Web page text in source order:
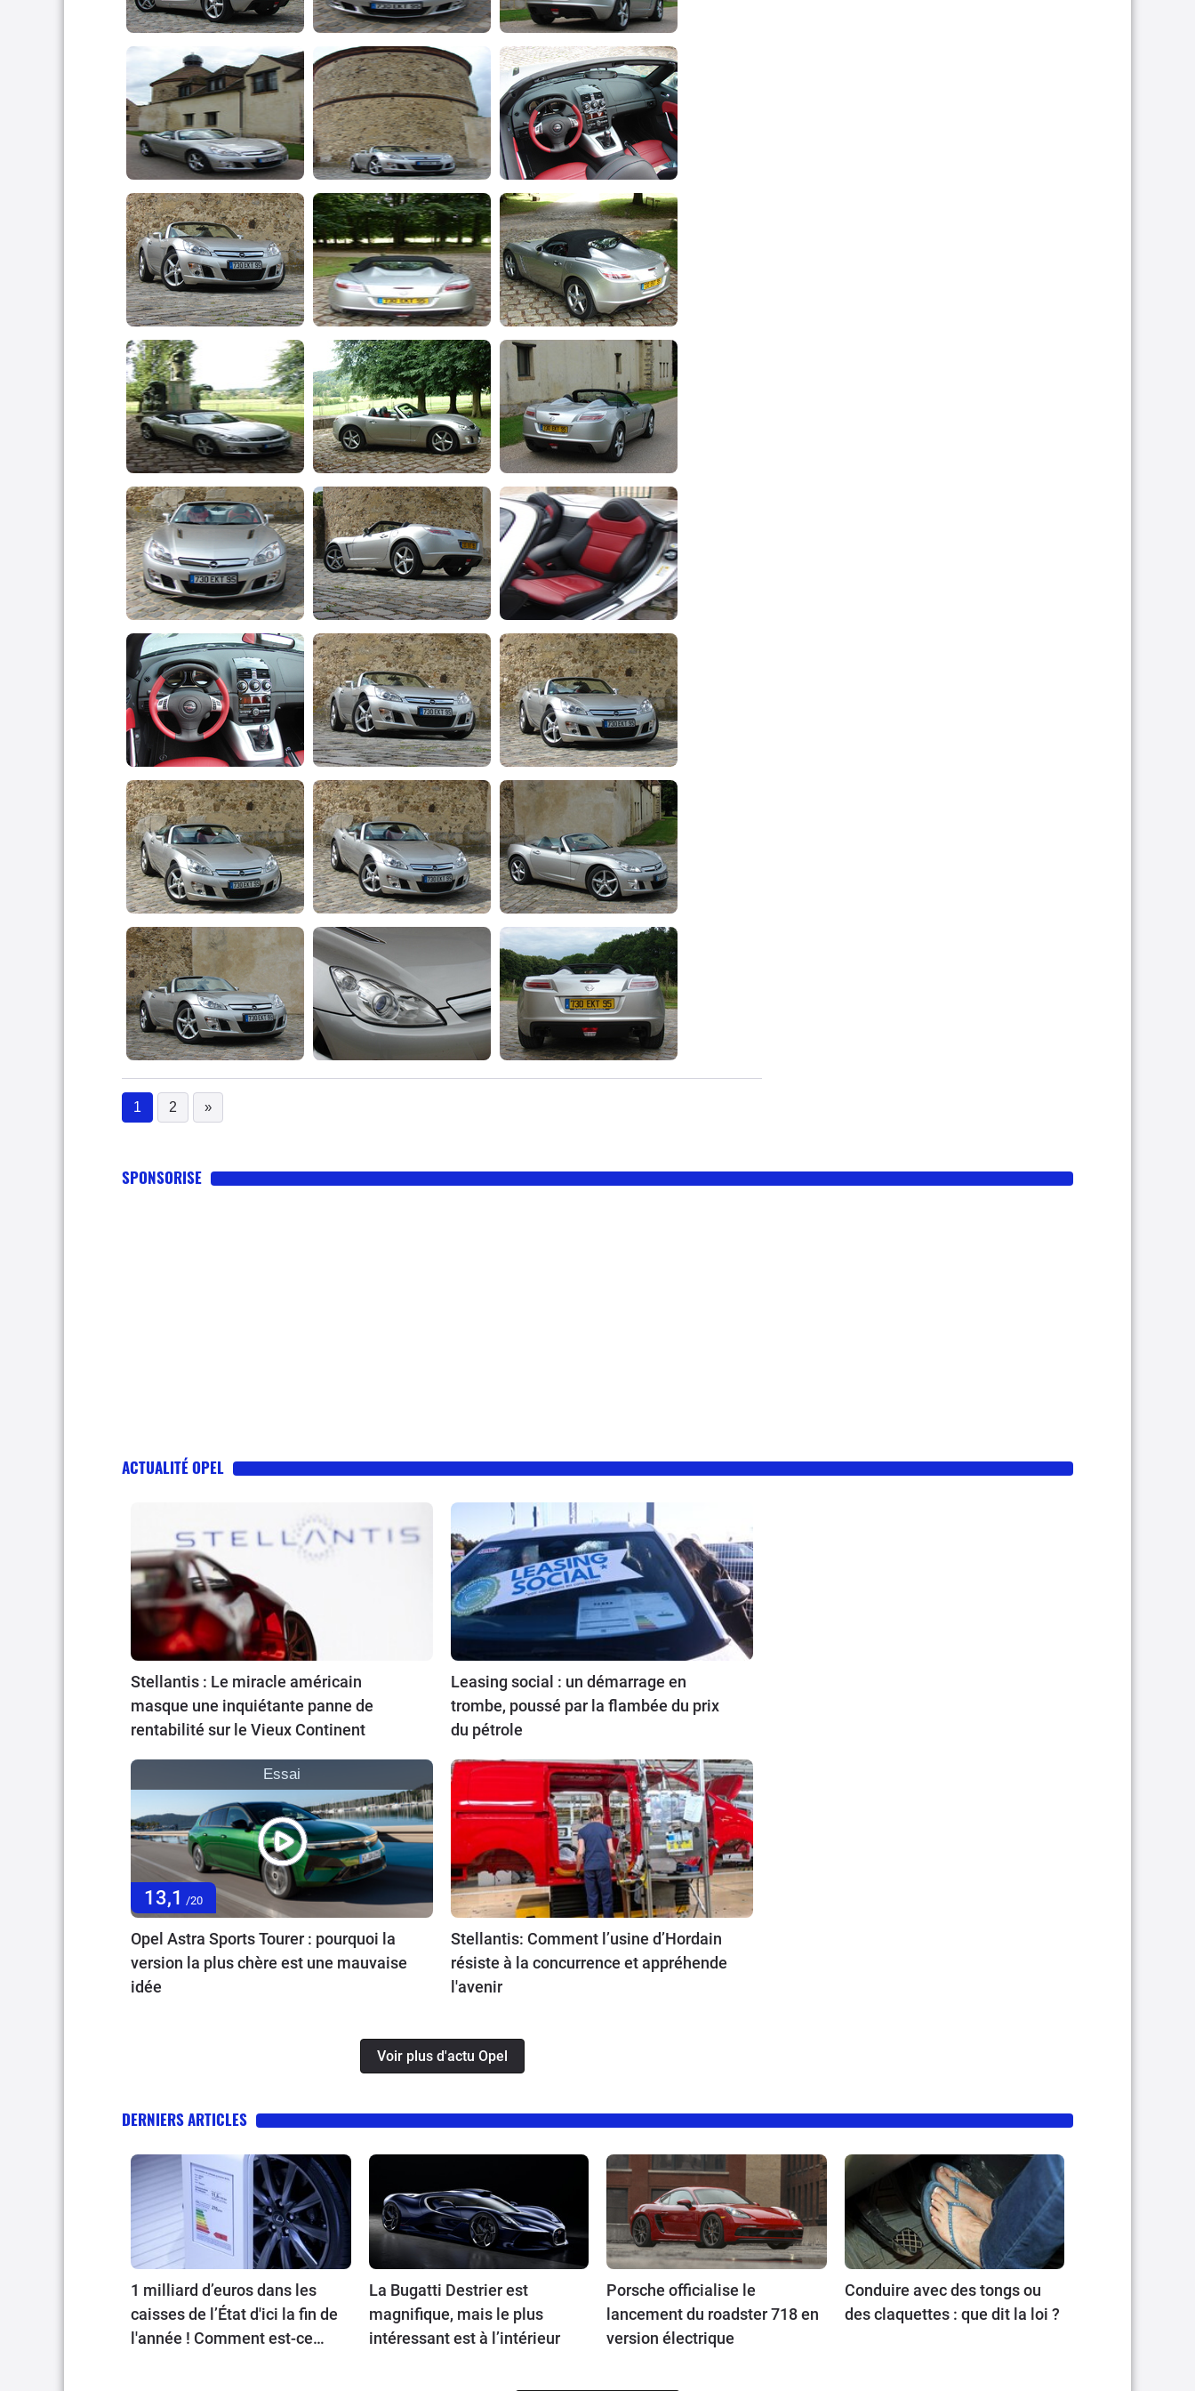
1
(current)
2 »
SPONSORISE
ACTUALITÉ OPEL
Stellantis : Le miracle américain
masque une inquiétante panne de
rentabilité sur le Vieux Continent
Leasing social : un démarrage en
trombe, poussé par la flambée du prix
du pétrole
Essai
13,1 /20
Opel Astra Sports Tourer : pourquoi la
version la plus chère est une mauvaise
idée
Stellantis: Comment l’usine d’Hordain
résiste à la concurrence et appréhende
l'avenir
Voir plus d'actu Opel
DERNIERS ARTICLES
1 milliard d’euros dans les
caisses de l’État d'ici la fin de
l'année ! Comment est-ce
La Bugatti Destrier est
magnifique, mais le plus
intéressant est à l’intérieur
Porsche officialise le
lancement du roadster 718 en
version électrique
Conduire avec des tongs ou
des claquettes : que dit la loi ?